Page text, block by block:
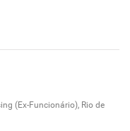
(Ex-Funcionário), Rio de